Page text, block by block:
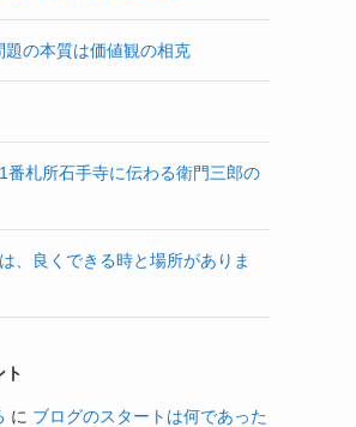
題の本質は価値観の相克
番札所石手寺に伝わる衛門三郎の
、良くできる時と場所がありま
ト
に ブログのスタートは何であった